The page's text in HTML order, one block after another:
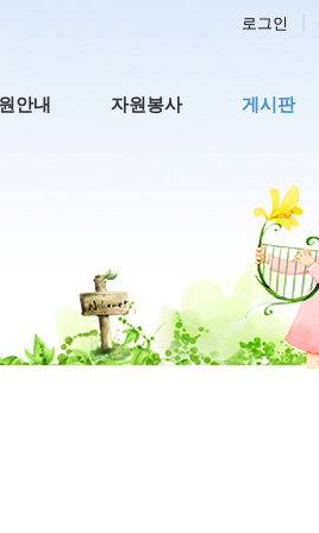
로그인
안내 자원봉사 게시판